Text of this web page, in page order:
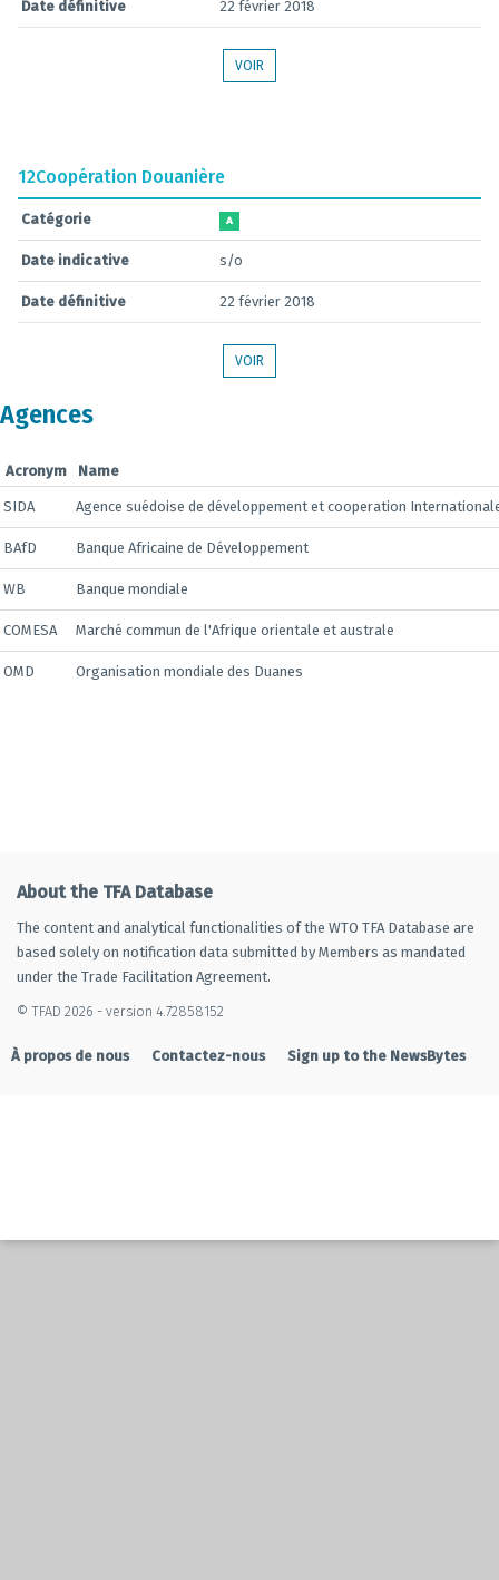
Date définitive 22 février 2018
VOIR
12Coopération Douanière
Catégorie A
Date indicative s/o
Date définitive 22 février 2018
VOIR
Agences
Acronym Name
SIDA Agence suédoise de développement et cooperation
BAfD Banque Africaine de Développement
WB Banque mondiale
COMESA Marché commun de l'Afrique orientale et australe
OMD Organisation mondiale des Duanes
About the TFA Database
The content and analytical functionalities of the WTO TFA Database are
based solely on notification data submitted by Members as mandated
under the Trade Facilitation Agreement.
© TFAD 2026 - version 4.72858152
À propos de nous Contactez-nous Sign up to the NewsBytes